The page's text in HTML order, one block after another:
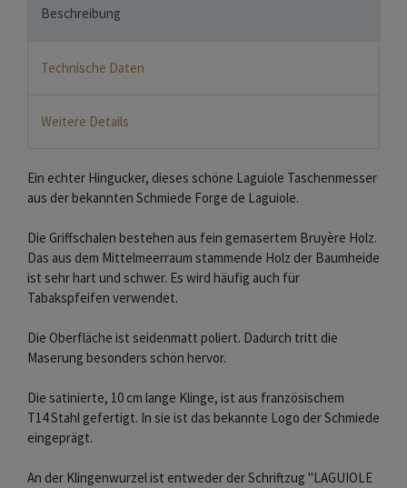
Beschreibung
Technische Daten
Weitere Details
Ein echter Hingucker, dieses schöne Laguiole Taschenmesser
aus der bekannten Schmiede Forge de Laguiole.
Die Griffschalen bestehen aus fein gemasertem Bruyère Holz.
Das aus dem Mittelmeerraum stammende Holz der Baumheide
ist sehr hart und schwer. Es wird häufig auch für
Tabakspfeifen verwendet.
Die Oberfläche ist seidenmatt poliert. Dadurch tritt die
Maserung besonders schön hervor.
Die satinierte, 10 cm lange Klinge, ist aus französischem
T14 Stahl gefertigt. In sie ist das bekannte Logo der Schmiede
eingeprägt.
An der Klingenwurzel ist entweder der Schriftzug "LAGUIOLE